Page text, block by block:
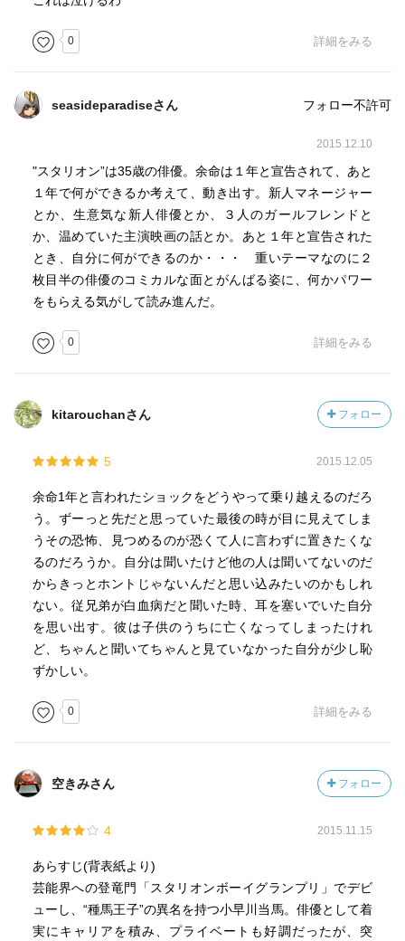
0 詳細をみる
seasideparadiseさん フォロー不許可
2015.12.10
"スタリオン”は35歳の俳優。余命は１年と宣告されて、あと
１年で何ができるか考えて、動き出す。新人マネージャー
とか、生意気な新人俳優とか、３人のガールフレンドと
か、温めていた主演映画の話とか。あと１年と宣告された
とき、自分に何ができるのか・・・ 重いテーマなのに２
枚目半の俳優のコミカルな面とがんばる姿に、何かパワー
をもらえる気がして読み進んだ。
0 詳細をみる
kitarouchanさん フォロー
5 2015.12.05
余命1年と言われたショックをどうやって乗り越えるのだろ
う。ずーっと先だと思っていた最後の時が目に見えてしま
うその恐怖、見つめるのが恐くて人に言わずに置きたくな
るのだろうか。自分は聞いたけど他の人は聞いてないのだ
からきっとホントじゃないんだと思い込みたいのかもしれ
ない。従兄弟が白血病だと聞いた時、耳を塞いでいた自分
を思い出す。彼は子供のうちに亡くなってしまったけれ
ど、ちゃんと聞いてちゃんと見ていなかった自分が少し恥
ずかしい。
0 詳細をみる
空きみさん フォロー
4 2015.11.15
あらすじ(背表紙より)
芸能界への登竜門「スタリオンボーイグランプリ」でデビ
ューし、“種馬王子”の異名を持つ小早川当馬。俳優として着
実にキャリアを積み、プライベートも好調だったが、突